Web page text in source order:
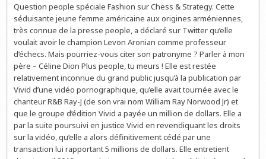
SUR
ÉCHECS
–
KIM
KARDASHIAN
Question people spéciale Fashion sur Chess & Strategy. Cette
séduisante jeune femme américaine aux origines arméniennes,
très connue de la presse people, a déclaré sur Twitter qu’elle
voulait avoir le champion Levon Aronian comme professeur
d’échecs. Mais pourriez-vous citer son patronyme ? Parler à mon
père – Céline Dion Plus people, tu meurs ! Elle est restée
relativement inconnue du grand public jusqu’à la publication par
Vivid d’une vidéo pornographique, qu’elle avait tournée avec le
chanteur R&B Ray-J (de son vrai nom William Ray Norwood Jr) et
que le groupe d’édition Vivid a payée un million de dollars. Elle a
par la suite poursuivi en justice Vivid en revendiquant les droits
sur la vidéo, qu’elle a alors définitivement cédé par une
transaction lui rapportant 5 millions de dollars. Elle entretient